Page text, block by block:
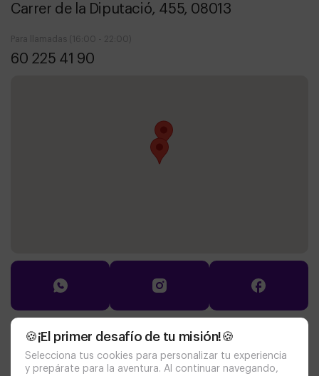
🍪¡El primer desafío de tu misión!🍪
Selecciona tus cookies para personalizar tu experiencia
y prepárate para la aventura. Al continuar navegando,
Carrer de la Diputació, 455, 08013
Para llamadas (16:00 - 22:00)
60 225 41 90
Documentación
política de cookies
aviso legal